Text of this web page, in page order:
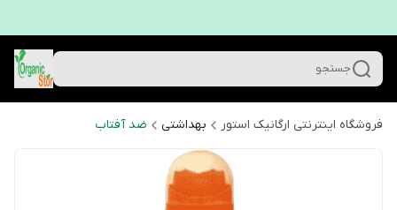
جستجو
فروشگاه اینترنتی ارگانیک استور بهداشتی ضد آفتاب